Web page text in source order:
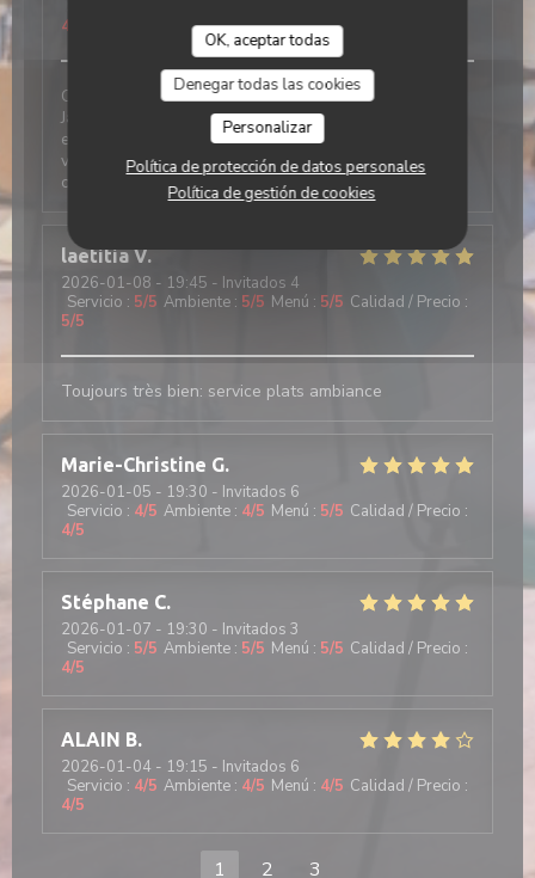
OK, aceptar todas
Denegar todas las cookies
Personalizar
Política de protección de datos personales
Política de gestión de cookies
4
Cela fait 20 ans que j‘y vais, seul et avec des amis….
Jamais déçu. Les suggestions Du jours sont parfaites
et présentées comme il le faut… service adorable et
vu l‘affluence parfois un peu débordé…ambiance
chalet et cosy
laetitia V
2026-01-08 - 19:45 - Invitados 4
Servicio : 5/5 Ambiente : 5/5 Menú : 5/5 Calidad / Precio :
5/5
Toujours très bien: service plats ambiance
Marie-Christine G
2026-01-05 - 19:30 - Invitados 6
Servicio : 4/5 Ambiente : 4/5 Menú : 5/5 Calidad / Precio :
4/5
Stéphane C
2026-01-07 - 19:30 - Invitados 3
Servicio : 5/5 Ambiente : 5/5 Menú : 5/5 Calidad / Precio :
4/5
ALAIN B
2026-01-04 - 19:15 - Invitados 6
Servicio : 4/5 Ambiente : 4/5 Menú : 4/5 Calidad / Precio :
4/5
1 2 3